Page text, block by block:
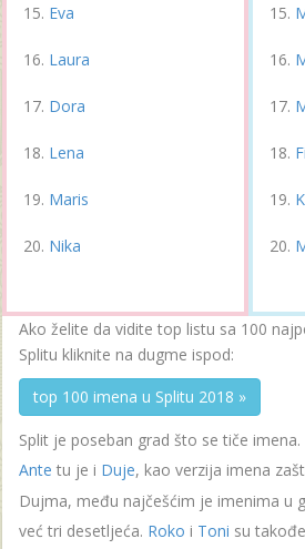
Eva
Laura
Dora
Lena
Maris
Nika
Ako želite da vidite top listu sa 100
Splitu kliknite na dugme ispod:
top 100 imena u Splitu 2018 »
Split je poseban grad što se tiče
Ante tu je i Duje, kao verzija imena
Dujma, među najčešćim je imenima u
već tri desetljeća. Roko i Toni su